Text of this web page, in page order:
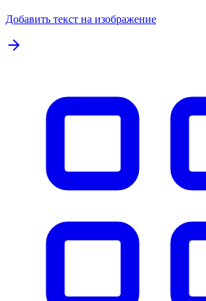
Добавить текст на изображение